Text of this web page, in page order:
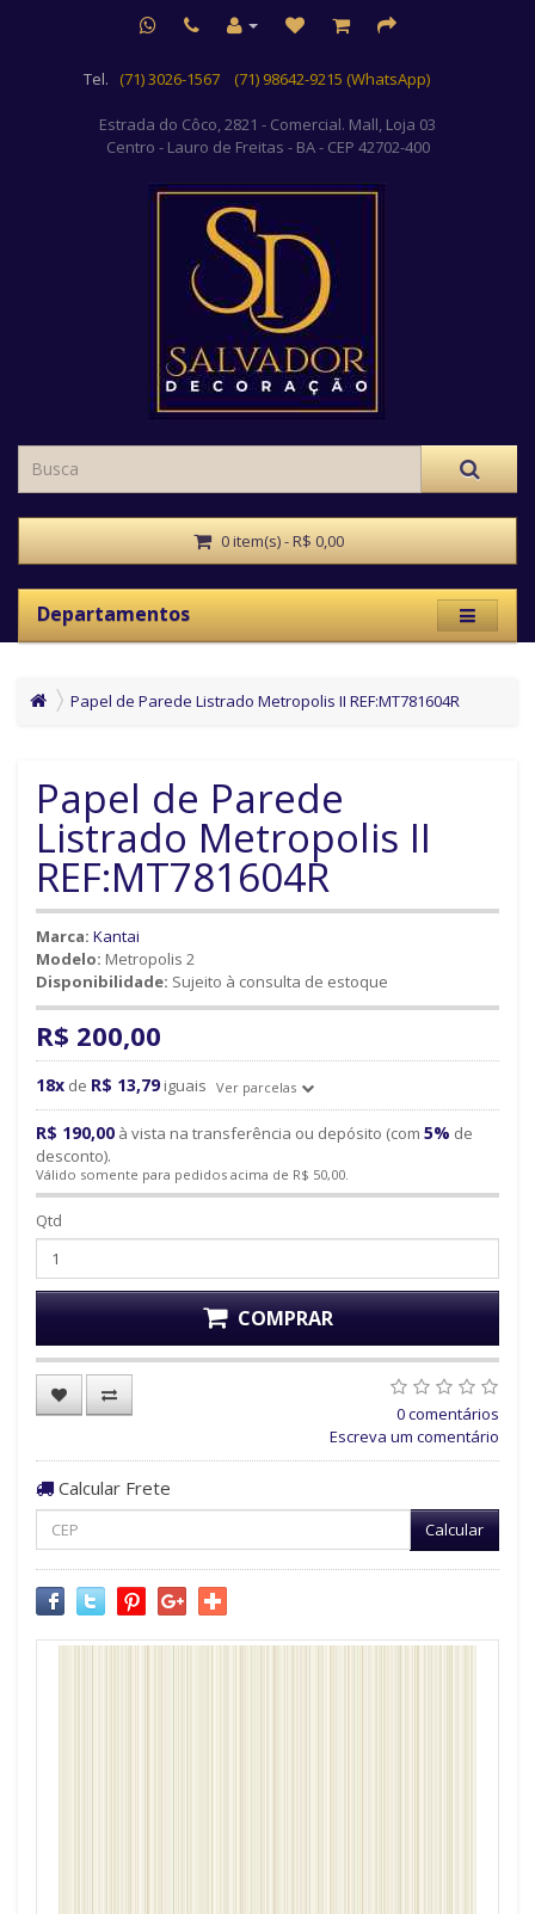
Tel. (71) 3026-1567 (71) 98642-9215 (WhatsApp)
Estrada do Côco, 2821 - Comercial. Mall, Loja 03
Centro - Lauro de Freitas - BA - CEP 42702-400
0 item(s) - R$ 0,00
Departamentos
Papel de Parede Listrado Metropolis II REF:MT781604R
Papel de Parede
Listrado Metropolis II
REF:MT781604R
Marca: Kantai
Modelo: Metropolis 2
Disponibilidade: Sujeito à consulta de estoque
R$ 200,00
18x de R$ 13,79 iguais Ver parcelas
R$ 190,00 à vista na transferência ou depósito (com 5% de
desconto).
Válido somente para pedidos acima de R$ 50,00.
Qtd
COMPRAR
0 comentários
Escreva um comentário
Calcular Frete
Calcular